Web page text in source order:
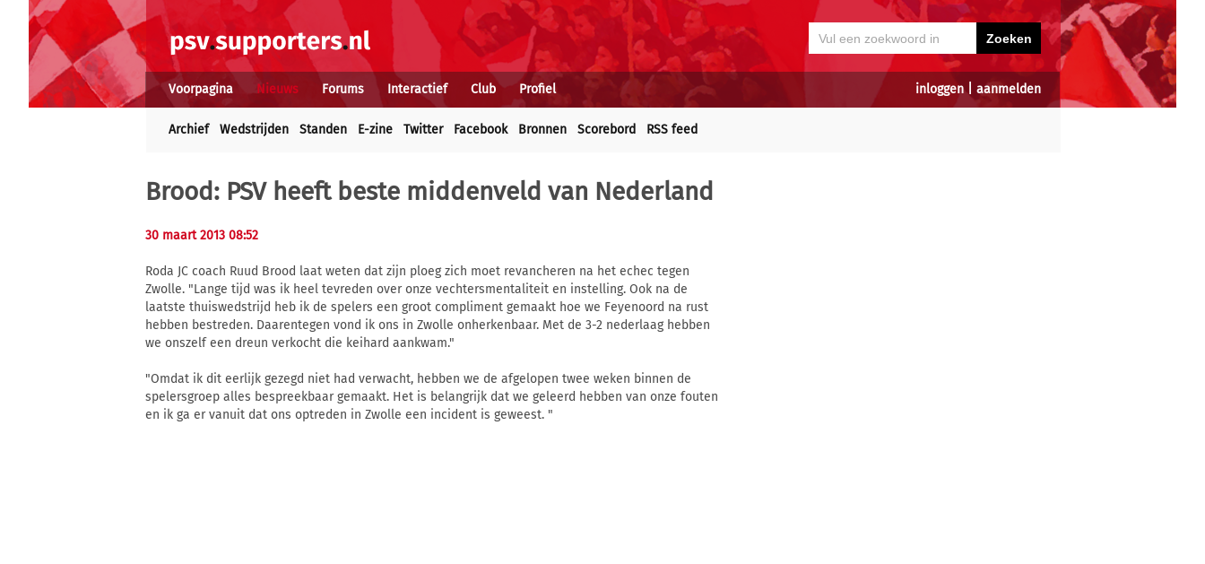
inloggen| aanmelden
Voorpagina Nieuws Forums Interactief Club Profiel
Archief Wedstrijden Standen E-zine Twitter Facebook Bronnen Scorebord RSS feed
Brood: PSV heeft beste middenveld van Nederland
30 maart 2013 08:52
Roda JC coach Ruud Brood laat weten dat zijn ploeg zich moet revancheren na het echec tegen
Zwolle. "Lange tijd was ik heel tevreden over onze vechtersmentaliteit en instelling. Ook na de
laatste thuiswedstrijd heb ik de spelers een groot compliment gemaakt hoe we Feyenoord na rust
hebben bestreden. Daarentegen vond ik ons in Zwolle onherkenbaar. Met de 3-2 nederlaag hebben
we onszelf een dreun verkocht die keihard aankwam."
"Omdat ik dit eerlijk gezegd niet had verwacht, hebben we de afgelopen twee weken binnen de
spelersgroep alles bespreekbaar gemaakt. Het is belangrijk dat we geleerd hebben van onze fouten
en ik ga er vanuit dat ons optreden in Zwolle een incident is geweest. "